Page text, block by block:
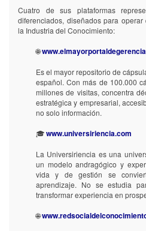
Cuatro de sus plataformas
diferenciados, diseñados para
la Industria del Conocimiento:
🌐
Es el mayor repositorio de
español. Con más de 100.000
millones de visitas, concentra
estratégica y empresarial,
no solo información.
🎓www.universiriencia.com
La Universiriencia es una
un modelo andragógico y
vida y de gestión se
aprendizaje. No se estudia
transformar experiencia en
🌐
99,99%
uptime
Instalación
información
99,99%
uptime
Instalación
información